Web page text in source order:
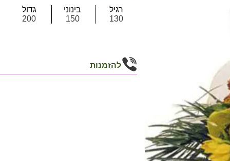
רגיל
130
בינוני
150
גדול
200
להזמנות